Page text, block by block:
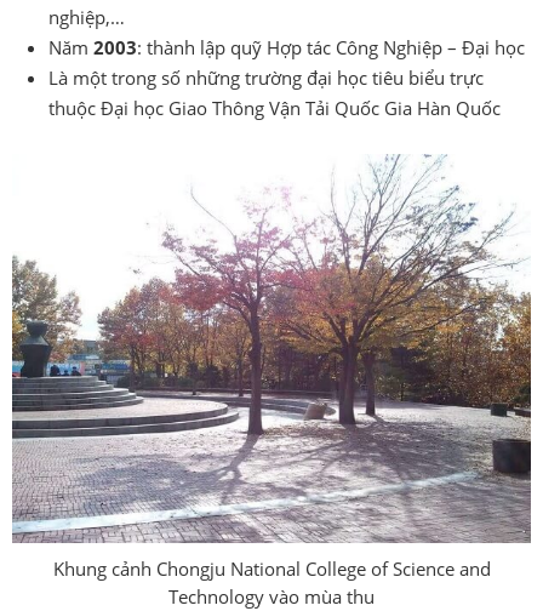
nghiệp,…
Năm 2003: thành lập quỹ Hợp tác Công Nghiệp – Đại học
Là một trong số những trường đại học tiêu biểu trực
thuộc Đại học Giao Thông Vận Tải Quốc Gia Hàn Quốc
Khung cảnh Chongju National College of Science and
Technology vào mùa thu